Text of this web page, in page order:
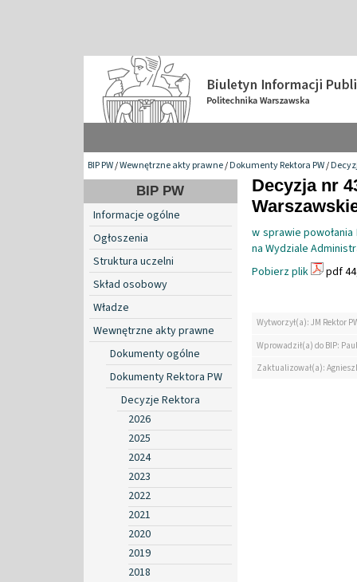
BIP PW/Wewnętrzne akty prawne/Dokumenty Rektora PW/
BIP PW
Informacje ogólne
Ogłoszenia
Struktura uczelni
Skład osobowy
Władze
Wewnętrzne akty prawne
Dokumenty ogólne
Dokumenty Rektora PW
Decyzje Rektora
2026
2025
2024
2023
2022
2021
2020
2019
2018
Decyzja nr
w sprawie
na Wydziale
Pobierz plik
pdf
Wytworzył(a): JM Rektor
Wprowadził(a) do BIP:
Zaktualizował(a):